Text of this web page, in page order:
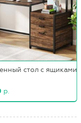
стол с ящиками
р.